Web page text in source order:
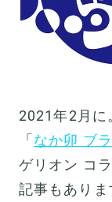
2021年2月に
「 なか卯 ブ
ゲリオン コ
記事もありま